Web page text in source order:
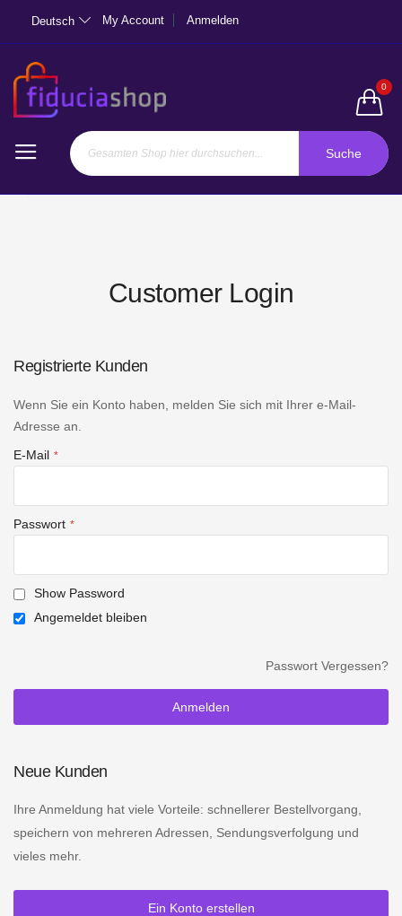
Deutsch My Account Anmelden
0
Suche
Customer Login
Registrierte Kunden
Wenn Sie ein Konto haben, melden Sie sich mit Ihrer e-Mail-
Adresse an.
E-Mail
Passwort
Show Password
Angemeldet bleiben
Anmelden
Passwort Vergessen?
Neue Kunden
Ihre Anmeldung hat viele Vorteile: schnellerer Bestellvorgang,
speichern von mehreren Adressen, Sendungsverfolgung und
vieles mehr.
Ein Konto erstellen